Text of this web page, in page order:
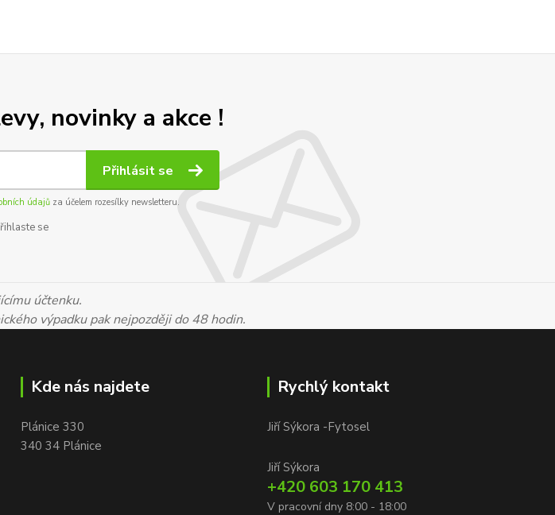
novinky a akce !
Přihlásit se
údajůza účelem rozesílky newsletteru.
se
účtenku.
výpadku pak nejpozději do 48 hodin.
Kde nás najdete
Plánice 330
340 34 Plánice
Rychlý kontakt
Jiří Sýkora -Fytosel
Jiří Sýkora
+420 603 170 413
V pracovní dny 8:00 - 18:00